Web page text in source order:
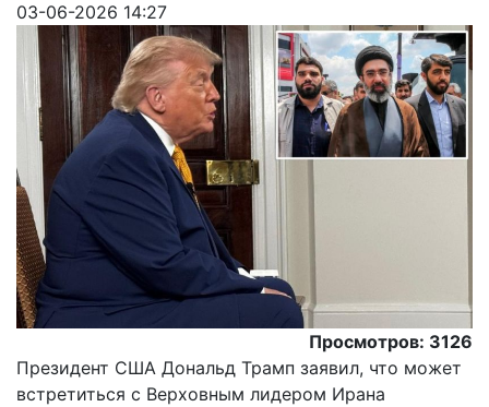
03-06-2026 14:27
Просмотров: 3126
Президент США Дональд Трамп заявил, что может
встретиться с Верховным лидером Ирана